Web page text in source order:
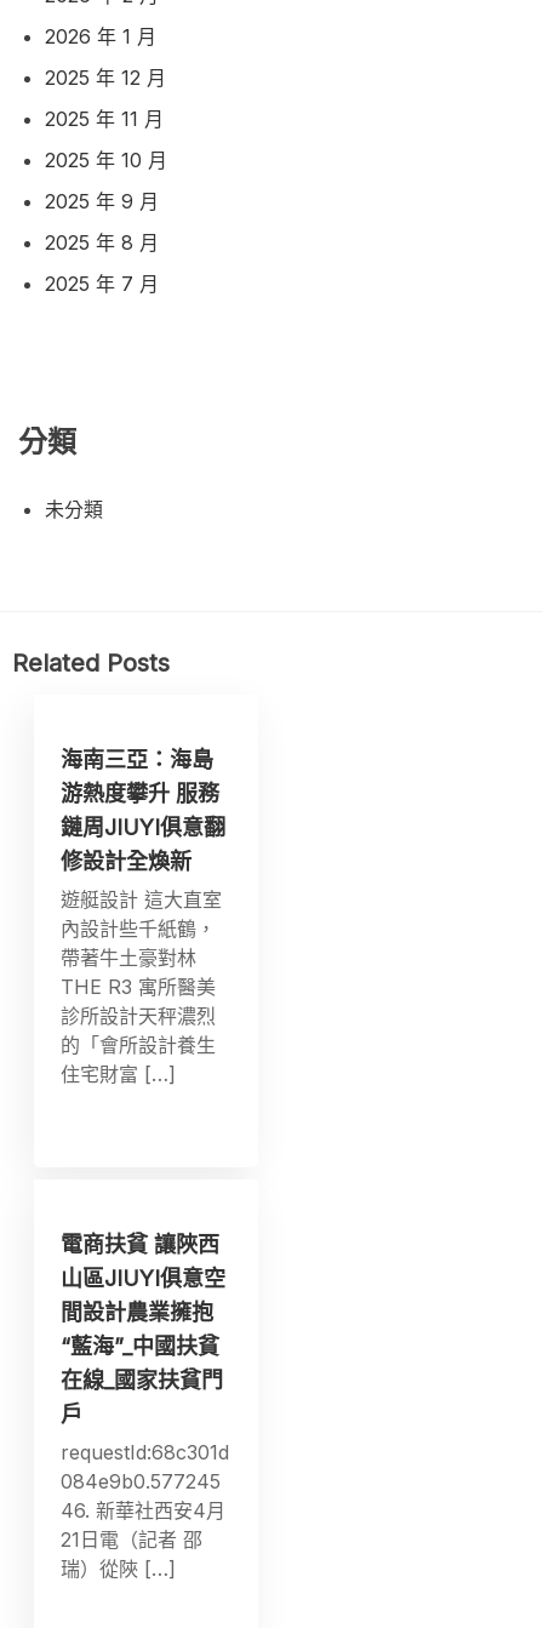
2026 年 1 月
2025 年 12 月
2025 年 11 月
2025 年 10 月
2025 年 9 月
2025 年 8 月
2025 年 7 月
分類
未分類
Related Posts
海南三亞：海島
游熱度攀升 服務
鏈周JIUYI俱意翻
修設計全煥新
遊艇設計 這大直室
內設計些千紙鶴，
帶著牛土豪對林
THE R3 寓所醫美
診所設計天秤濃烈
的「會所設計養生
住宅財富 […]
電商扶貧 讓陜西
山區JIUYI俱意空
間設計農業擁抱
“藍海”_中國扶貧
在線_國家扶貧門
戶
requestId:68c301d
084e9b0.577245
46. 新華社西安4月
21日電（記者 邵
瑞）從陜 […]